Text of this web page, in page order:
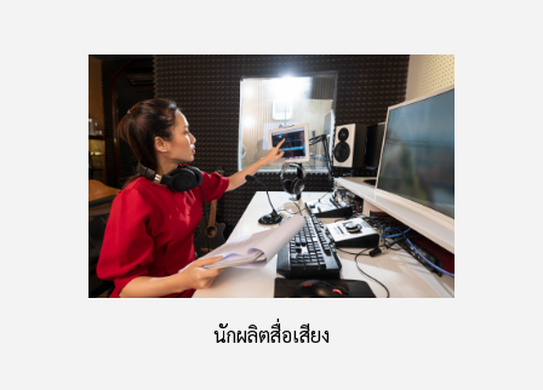
นักผลิตสื่อเสียง